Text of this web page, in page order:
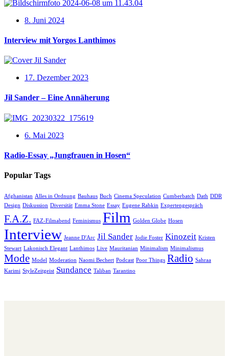
8. Juni 2024
Interview mit Yorgos Lanthimos
17. Dezember 2023
Jil Sander – Eine Annäherung
6. Mai 2023
Radio-Essay „Jungfrauen in Hosen“
Popular Tags
Afghanistan Alles in Ordnung Bauhaus Buch Cinema Speculation Cumberbatch Dath DDR
Design Diskussion Diversität Emma Stone Essay Eugene Rabkin Expertengespräch
F.A.Z. FAZ-Filmabend Feminismus Film Golden Globe Hosen
Interview Jeanne D'Arc Jil Sander Jodie Foster Kinozeit Kristen
Stewart Lakonisch Elegant Lanthimos Live Mauritanian Minimalism Minimalismus
Mode Model Moderation Naomi Bechert Podcast Poor Things Radio Sahraa
Karimi StyleZeitgeist Sundance Taliban Tarantino